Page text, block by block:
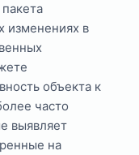
изменениях в
объекта к
часто
выявляет
на